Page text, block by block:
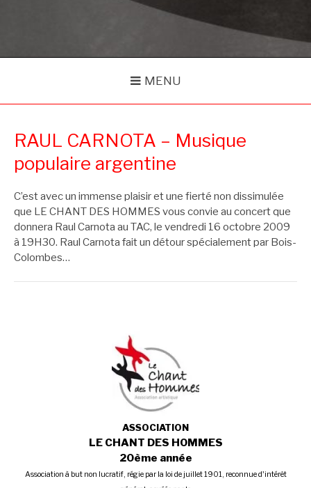
MENU
RAUL CARNOTA – Musique
populaire argentine
C’est avec un immense plaisir et une fierté non dissimulée
que LE CHANT DES HOMMES vous convie au concert que
donnera Raul Carnota au TAC, le vendredi 16 octobre 2009
à 19H30. Raul Carnota fait un détour spécialement par Bois-
Colombes…
ASSOCIATION
LE CHANT DES HOMMES
20ème année
Association à but non lucratif, régie par la loi de juillet 1901, reconnue d'intérêt